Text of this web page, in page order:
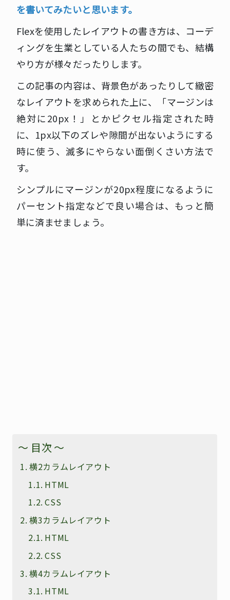
を書いてみたいと思います。
Flexを使用したレイアウトの書き方は、コーデ
ィングを生業としている人たちの間でも、結構
やり方が様々だったりします。
この記事の内容は、背景色があったりして緻密
なレイアウトを求められた上に、「マージンは
絶対に20px！」とかピクセル指定された時
に、1px以下のズレや隙間が出ないようにする
時に使う、滅多にやらない面倒くさい方法で
す。
シンプルにマージンが20px程度になるように
パーセント指定などで良い場合は、もっと簡
単に済ませましょう。
～ 目次 ～
横2カラムレイアウト
HTML
CSS
横3カラムレイアウト
HTML
CSS
横4カラムレイアウト
HTML